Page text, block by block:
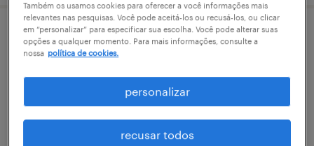
consultor de vendas | mauá/sp
Também os usamos cookies para oferecer a você informações mais
relevantes nas pesquisas. Você pode aceitá-los ou recusá-los, ou clicar
em “personalizar” para especificar sua escolha. Você pode alterar suas
opções a qualquer momento. Para mais informações, consulte a
nossa política de cookies.
personalizar
recusar todos